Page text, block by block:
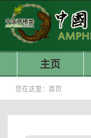
主页
您在这里： 首页